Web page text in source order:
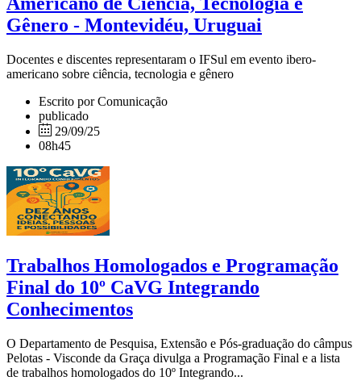
Gênero - Montevidéu, Uruguai
Docentes e discentes representaram o IFSul em evento ibero-
americano sobre ciência, tecnologia e gênero
Escrito por Comunicação
publicado
29/09/25
08h45
Trabalhos Homologados e Programação
Final do 10º CaVG Integrando
Conhecimentos
O Departamento de Pesquisa, Extensão e Pós-graduação do câmpus
Pelotas - Visconde da Graça divulga a Programação Final e a lista
de trabalhos homologados do 10º Integrando...